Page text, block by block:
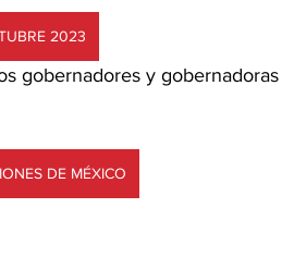
2023
gobernadores y gobernadoras
DE MÉXICO